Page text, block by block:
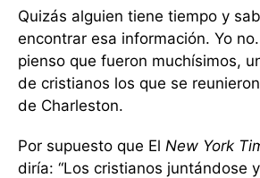
Quizás alguien tiene tiempo y
encontrar esa información. Yo
pienso que fueron muchísimos,
de cristianos los que se
de Charleston.
Por supuesto que El New York
diría: “Los cristianos juntándose